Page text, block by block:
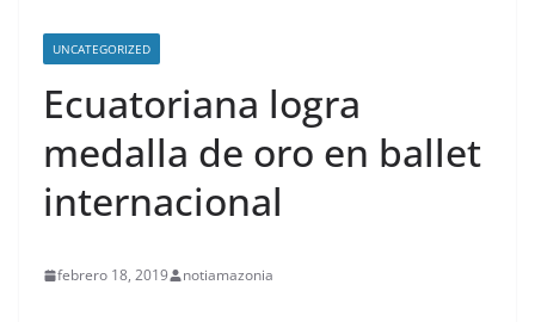
UNCATEGORIZED
Ecuatoriana logra
medalla de oro en ballet
internacional
febrero 18, 2019 notiamazonia